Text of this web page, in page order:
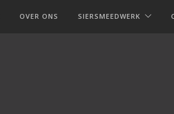
OVER ONS SIERSMEEDWERK